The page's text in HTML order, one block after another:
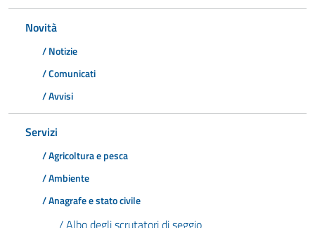
Novità
/ Notizie
/ Comunicati
/ Avvisi
Servizi
/ Agricoltura e pesca
/ Ambiente
/ Anagrafe e stato civile
/ Albo degli scrutatori di seggio